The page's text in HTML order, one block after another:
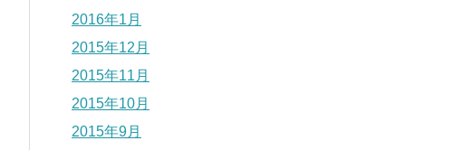
2016年1月
2015年12月
2015年11月
2015年10月
2015年9月